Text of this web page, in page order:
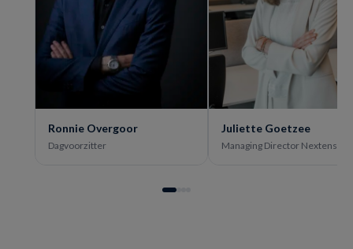
Ronnie Overgoor
Dagvoorzitter
Juliette Goetzee
Managing Director Nextens